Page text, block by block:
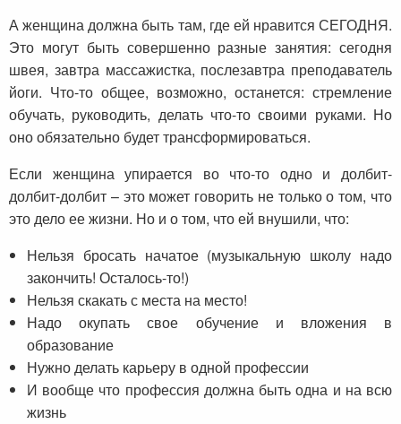
А женщина должна быть там, где ей нравится СЕГОДНЯ.
Это могут быть совершенно разные занятия: сегодня
швея, завтра массажистка, послезавтра преподаватель
йоги. Что-то общее, возможно, останется: стремление
обучать, руководить, делать что-то своими руками. Но
оно обязательно будет трансформироваться.
Если женщина упирается во что-то одно и долбит-
долбит-долбит – это может говорить не только о том, что
это дело ее жизни. Но и о том, что ей внушили, что:
Нельзя бросать начатое (музыкальную школу надо
закончить! Осталось-то!)
Нельзя скакать с места на место!
Надо окупать свое обучение и вложения в
образование
Нужно делать карьеру в одной профессии
И вообще что профессия должна быть одна и на всю
жизнь